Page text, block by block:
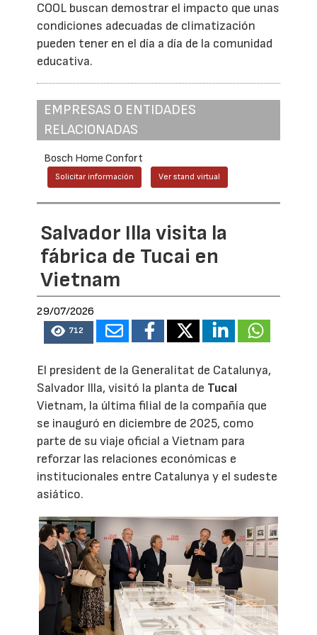
COOL buscan demostrar el impacto que unas
condiciones adecuadas de climatización
pueden tener en el día a día de la comunidad
educativa.
EMPRESAS O ENTIDADES
RELACIONADAS
Bosch Home Confort
Solicitar información Ver stand virtual
Salvador Illa visita la
fábrica de Tucai en
Vietnam
29/07/2026
712
El president de la Generalitat de Catalunya,
Salvador Illa, visitó la planta de Tucai
Vietnam, la última filial de la compañía que
se inauguró en diciembre de 2025, como
parte de su viaje oficial a Vietnam para
reforzar las relaciones económicas e
institucionales entre Catalunya y el sudeste
asiático.